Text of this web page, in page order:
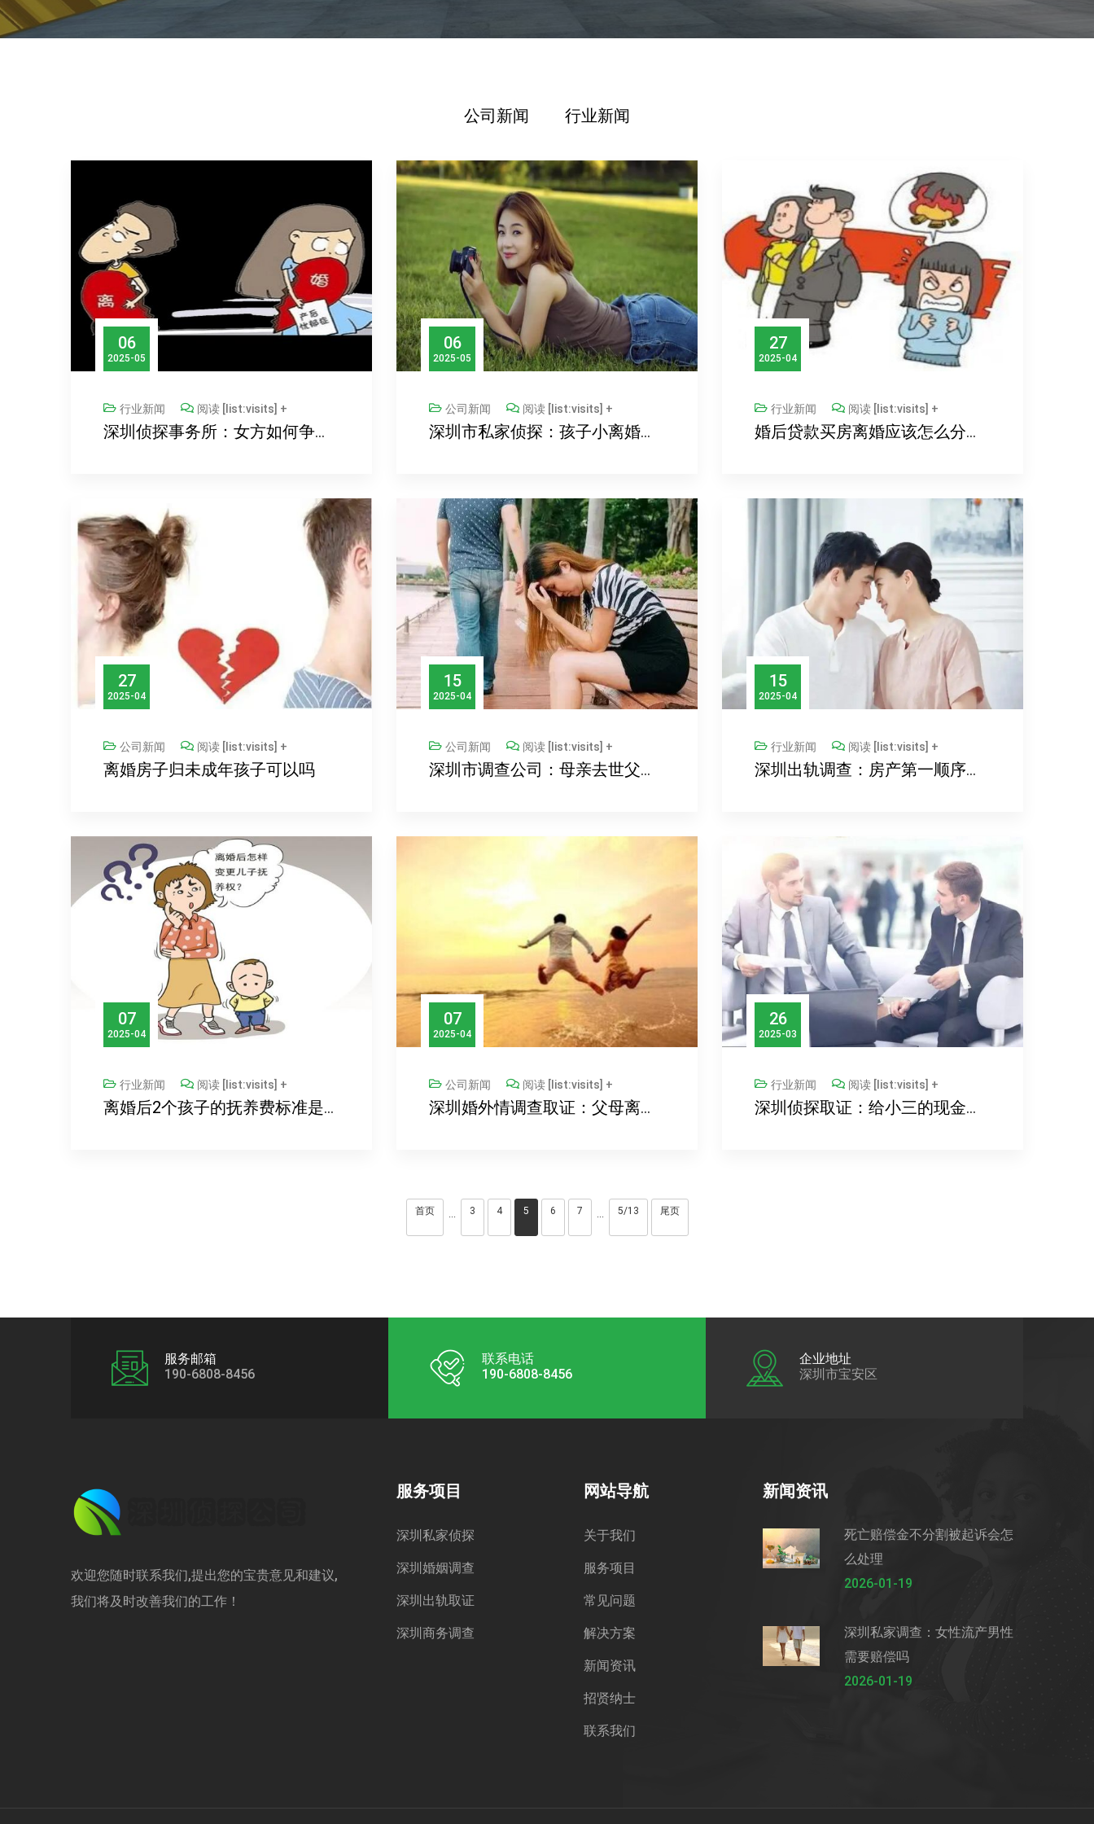
公司新闻 行业新闻
06
2025-05
行业新闻 阅读 [list:visits] +
深圳侦探事务所：女方如何争取到孩子的抚养权和财产
06
2025-05
公司新闻 阅读 [list:visits] +
深圳市私家侦探：孩子小离婚的话怎么判
27
2025-04
行业新闻 阅读 [list:visits] +
婚后贷款买房离婚应该怎么分割房产
27
2025-04
公司新闻 阅读 [list:visits] +
离婚房子归未成年孩子可以吗
15
2025-04
公司新闻 阅读 [list:visits] +
深圳市调查公司：母亲去世父亲再婚房屋继承权怎么分
15
2025-04
行业新闻 阅读 [list:visits] +
深圳出轨调查：房产第一顺序继承人分先后顺序吗
07
2025-04
行业新闻 阅读 [list:visits] +
离婚后2个孩子的抚养费标准是多少
07
2025-04
公司新闻 阅读 [list:visits] +
深圳婚外情调查取证：父母离婚需要子女全部到场吗_1
26
2025-03
行业新闻 阅读 [list:visits] +
深圳侦探取证：给小三的现金没证据要不回来了怎么办
首页
···
3 4 5 6 7
···
5/13 尾页
服务邮箱
190-6808-8456
联系电话
190-6808-8456
企业地址
深圳市宝安区
欢迎您随时联系我们,提出您的宝贵意见和建议,
我们将及时改善我们的工作！
服务项目
深圳私家侦探
深圳婚姻调查
深圳出轨取证
深圳商务调查
网站导航
关于我们
服务项目
常见问题
解决方案
新闻资讯
招贤纳士
联系我们
新闻资讯
死亡赔偿金不分割被起诉会怎
么处理
2026-01-19
深圳私家调查：女性流产男性
需要赔偿吗
2026-01-19